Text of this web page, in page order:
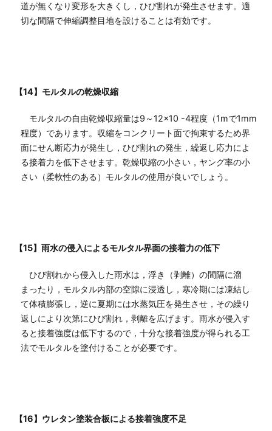
道が無くなり変形を大きくし，ひび割れが発生させます。適
切な間隔で伸縮調整目地を設けることは有効です。
【14】モルタルの乾燥収縮
モルタルの自由乾燥収縮量は9～12×10 -4程度（1mで1mm
程度）であります。収縮をコンクリート面で拘束するため界
面にせん断応力が発生し，ひび割れの発生，繰返し応力によ
る接着力を低下させます。乾燥収縮の小さい，ヤング率の小
さい（柔軟性のある）モルタルの使用が良いでしょう。
【15】雨水の侵入によるモルタル界面の接着力の低下
ひび割れから侵入した雨水は，浮き（剥離）の間隔に溜
まったり，モルタル内部の空隙に浸透し，寒冷期には凍結し
て体積膨張し，逆に夏期には水蒸気圧を発生させ，その繰り
返しにより次第にひび割れ，剥離を広げます。雨水が侵入す
ると接着強度は低下するので，十分な接着強度が得られる工
法でモルタルを塗付けることが必要です。
【16】ウレタン塗装合板による接着強度不足